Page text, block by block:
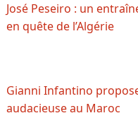
José Peseiro : un
en quête de l’Algérie
Gianni Infantino
audacieuse au Maroc